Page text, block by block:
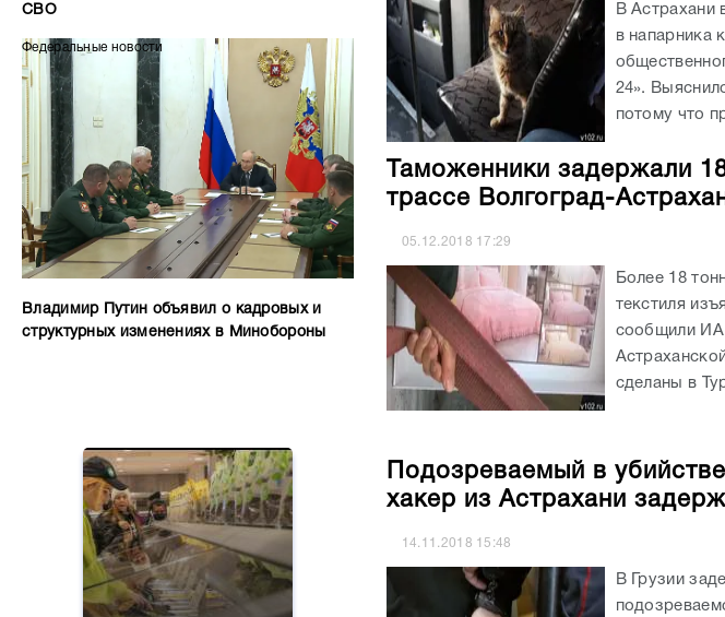
СВО
Федеральные новости
Владимир Путин объявил о кадровых и
структурных изменениях в Минобороны
В Астрахани
в напарника
24».
потому что
Таможенники задержали
трассе Волгоград-
05.12.2018 17:29
Более 18
текстиля
сообщили ИА
сделаны в
Подозреваемый в
хакер из Астрахани
14.11.2018 15:48
В Грузии